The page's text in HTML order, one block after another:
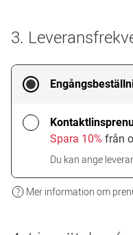
3.
Spara 10% från
Du kan ange
Mer information om